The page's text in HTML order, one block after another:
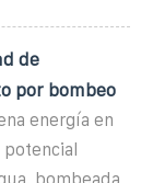
de
por bombeo
energía en
bombeada